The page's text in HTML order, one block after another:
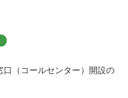
（コールセンター）開設の